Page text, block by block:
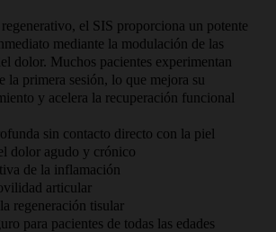
el SIS proporciona un potente
mediante la modulación de las
dolor. Muchos pacientes experimentan
la primera sesión, lo que mejora su
y acelera la recuperación funcional
sin contacto directo con la piel
dolor agudo y crónico
de la inflamación
articular
regeneración tisular
para pacientes de todas las edades